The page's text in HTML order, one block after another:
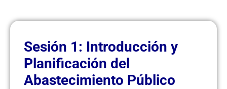
Sesión 1: Introducción y
Planificación del
Abastecimiento Público